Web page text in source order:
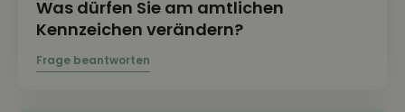
Was dürfen Sie am amtlichen
Kennzeichen verändern?